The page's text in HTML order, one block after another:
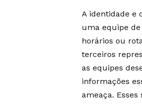
A identidade e
uma equipe
horários ou
terceiros
as equipes
informações
ameaça.